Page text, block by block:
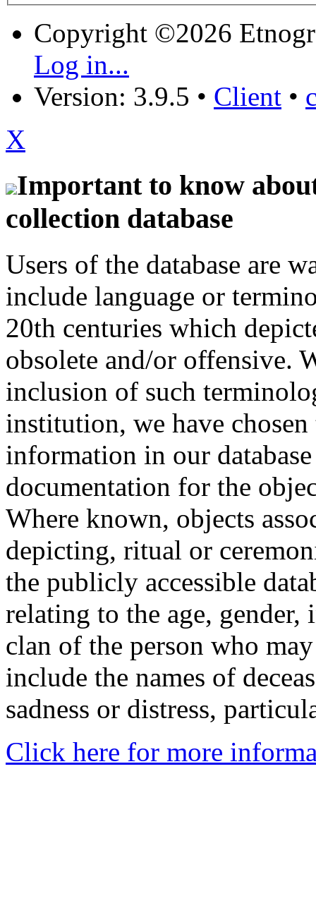
Copyright ©2026
Log in...
Version: 3.9.5 • Client •
X
Important to know
collection database
Users of the database are
include language or
20th centuries which
obsolete and/or offensive.
inclusion of such
institution, we have
information in our
documentation for the
Where known, objects
depicting, ritual or
the publicly accessible
relating to the age,
clan of the person who
include the names of
sadness or distress,
Click here for more